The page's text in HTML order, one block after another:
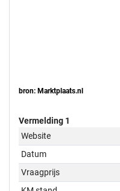
bron: Marktplaats.nl
Vermelding 1
Website
Datum
Vraagprijs